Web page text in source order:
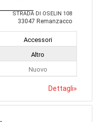
STRADA DI OSELIN 108
33047 Remanzacco
Accessori
Altro
Nuovo
Dettagli»